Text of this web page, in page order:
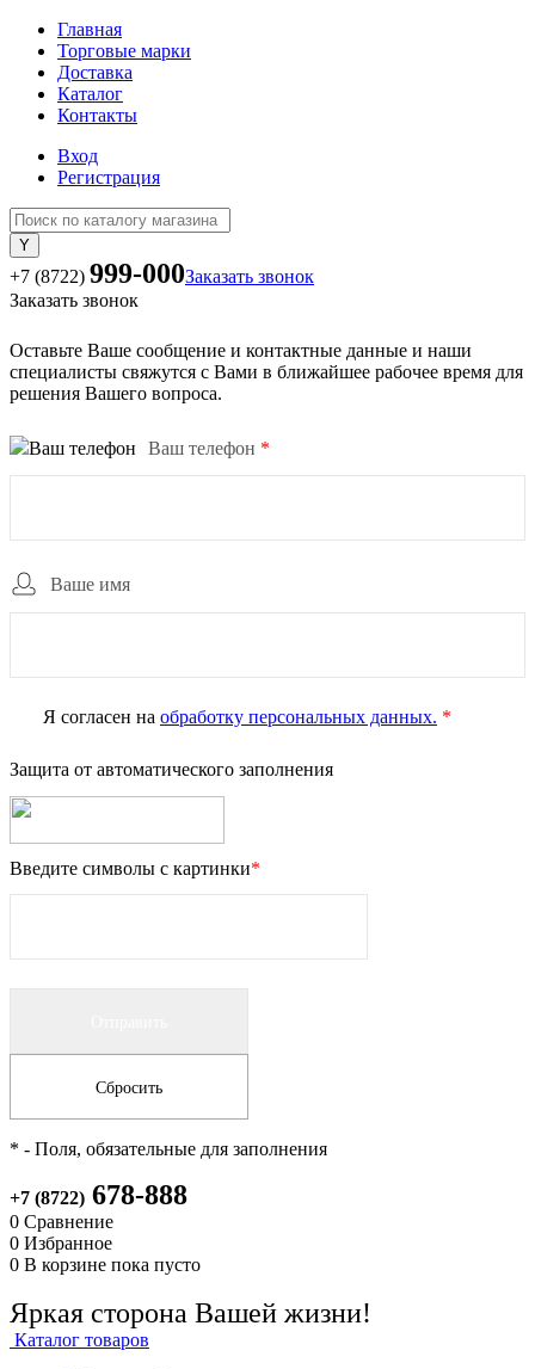
Главная
Торговые марки
Доставка
Каталог
Контакты
Вход
Регистрация
+7 (8722) 999-000Заказать звонок
Заказать звонок
Оставьте Ваше сообщение и контактные данные и наши
специалисты свяжутся с Вами в ближайшее рабочее время для
решения Вашего вопроса.
Ваш телефон *
Ваше имя
Я согласен на обработку персональных данных. *
Защита от автоматического заполнения
Введите символы с картинки*
* - Поля, обязательные для заполнения
+7 (8722) 678-888
0 Сравнение
0 Избранное
0 В корзине пока пусто
Яркая сторона Вашей жизни!
Каталог товаров